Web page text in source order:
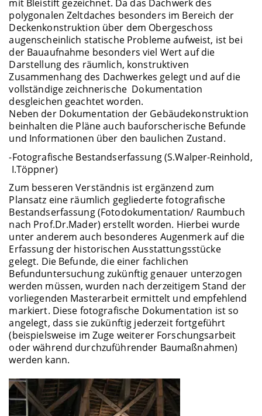
mit Bleistift gezeichnet. Da das Dachwerk des
polygonalen Zeltdaches besonders im Bereich der
Deckenkonstruktion über dem Obergeschoss
augenscheinlich statische Probleme aufweist, ist bei
der Bauaufnahme besonders viel Wert auf die
Darstellung des räumlich, konstruktiven
Zusammenhang des Dachwerkes gelegt und auf die
vollständige zeichnerische Dokumentation
desgleichen geachtet worden.
Neben der Dokumentation der Gebäudekonstruktion
beinhalten die Pläne auch bauforscherische Befunde
und Informationen über den baulichen Zustand.
-Fotografische Bestandserfassung (S.Walper-Reinhold,
I.Töppner)
Zum besseren Verständnis ist ergänzend zum
Plansatz eine räumlich gegliederte fotografische
Bestandserfassung (Fotodokumentation/ Raumbuch
nach Prof.Dr.Mader) erstellt worden. Hierbei wurde
unter anderem auch besonderes Augenmerk auf die
Erfassung der historischen Ausstattungsstücke
gelegt. Die Befunde, die einer fachlichen
Befunduntersuchung zukünftig genauer unterzogen
werden müssen, wurden nach derzeitigem Stand der
vorliegenden Masterarbeit ermittelt und empfehlend
markiert. Diese fotografische Dokumentation ist so
angelegt, dass sie zukünftig jederzeit fortgeführt
(beispielsweise im Zuge weiterer Forschungsarbeit
oder während durchzuführender Baumaßnahmen)
werden kann.